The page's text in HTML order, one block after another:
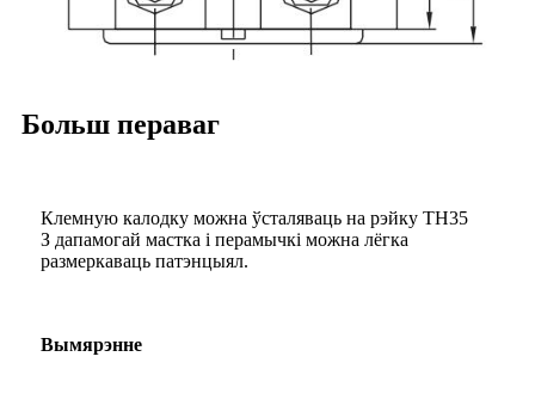
Больш пераваг
Клемную калодку можна ўсталяваць на рэйку TH35
З дапамогай мастка і перамычкі можна лёгка
размеркаваць патэнцыял.
Вымярэнне